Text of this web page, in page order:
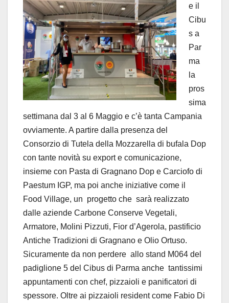
e il
Cibu
s a
Par
ma
la
pros
sima
settimana dal 3 al 6 Maggio e c’è tanta Campania
ovviamente. A partire dalla presenza del
Consorzio di Tutela della Mozzarella di bufala Dop
con tante novità su export e comunicazione,
insieme con Pasta di Gragnano Dop e Carciofo di
Paestum IGP, ma poi anche iniziative come il
Food Village, un progetto che sarà realizzato
dalle aziende Carbone Conserve Vegetali,
Armatore, Molini Pizzuti, Fior d’Agerola, pastificio
Antiche Tradizioni di Gragnano e Olio Ortuso.
Sicuramente da non perdere allo stand M064 del
padiglione 5 del Cibus di Parma anche tantissimi
appuntamenti con chef, pizzaioli e panificatori di
spessore. Oltre ai pizzaioli resident come Fabio Di